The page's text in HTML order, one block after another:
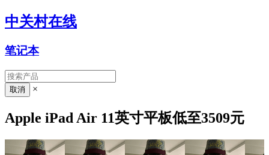
中关村在线
笔记本
×
Apple iPad Air 11英寸平板低至3509元